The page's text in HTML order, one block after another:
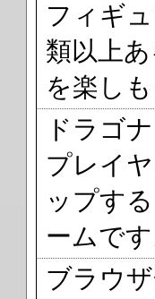
フィギ
類以上
を楽し
ドラゴ
プレイ
ップす
ームで
ブラウ